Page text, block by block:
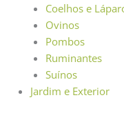
Coelhos e
Ovinos
Pombos
Ruminantes
Suínos
Jardim e Exterior